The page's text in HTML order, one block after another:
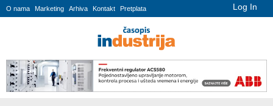
Log In
O nama Marketing Arhiva Kontakt Pretplata